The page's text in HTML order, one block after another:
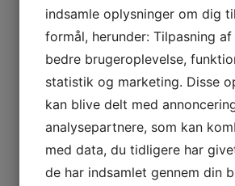
indsamle oplysninger om dig
formål, herunder: Tilpasning
bedre brugeroplevelse,
statistik og marketing. Disse
kan blive delt med
analysepartnere, som kan
med data, du tidligere har
de har indsamlet gennem din